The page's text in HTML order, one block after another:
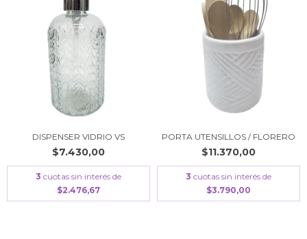
DISPENSER VIDRIO VS
$7.430,00
3 cuotas sin interés de
$2.476,67
PORTA UTENSILLOS / FLORERO
$11.370,00
3 cuotas sin interés de
$3.790,00